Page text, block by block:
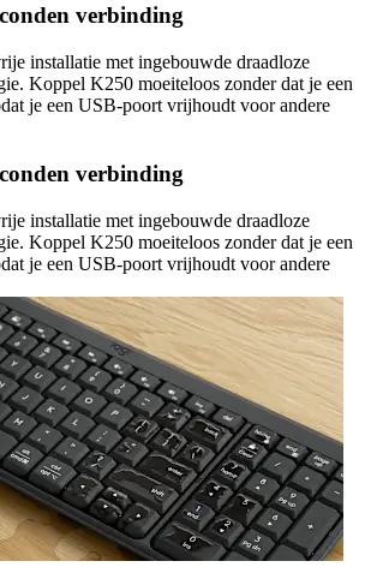
verbinding
installatie met ingebouwde draadloze
Koppel K250 moeiteloos zonder dat je een
je een USB-poort vrijhoudt voor andere
verbinding
installatie met ingebouwde draadloze
Koppel K250 moeiteloos zonder dat je een
je een USB-poort vrijhoudt voor andere